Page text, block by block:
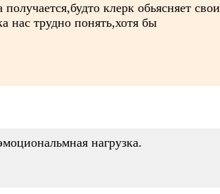
клерк обьясняет свои
нас трудно понять,хотя бы
нагрузка.